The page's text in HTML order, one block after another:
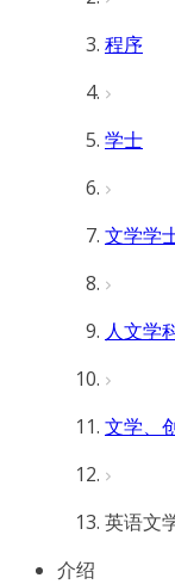
程序
学士
文学学
人文学
文学、
英语文
介绍